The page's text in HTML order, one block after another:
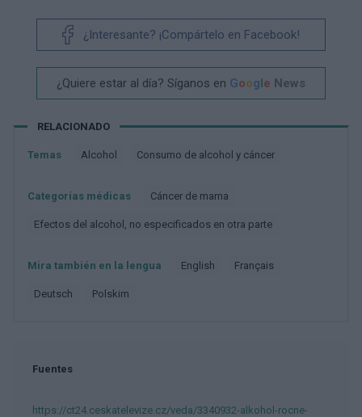
¿Interesante? ¡Compártelo en Facebook!
¿Quiere estar al día? Síganos en Google News
RELACIONADO
Temas Alcohol Consumo de alcohol y cáncer
Categorías médicas Cáncer de mama
Efectos del alcohol, no especificados en otra parte
Mira también en la lengua english français
deutsch polskim
Fuentes
https://ct24.ceskatelevize.cz/veda/3340932-alkohol-rocne-